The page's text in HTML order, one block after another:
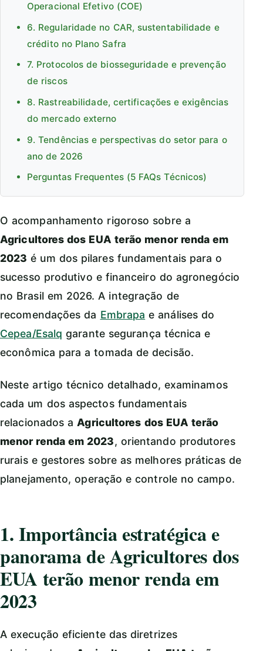
Operacional Efetivo (COE)
6. Regularidade no CAR, sustentabilidade e
crédito no Plano Safra
7. Protocolos de biosseguridade e prevenção
de riscos
8. Rastreabilidade, certificações e exigências
do mercado externo
9. Tendências e perspectivas do setor para o
ano de 2026
Perguntas Frequentes (5 FAQs Técnicos)
O acompanhamento rigoroso sobre a
Agricultores dos EUA terão menor renda em
2023 é um dos pilares fundamentais para o
sucesso produtivo e financeiro do agronegócio
no Brasil em 2026. A integração de
recomendações da Embrapa e análises do
Cepea/Esalq garante segurança técnica e
econômica para a tomada de decisão.
Neste artigo técnico detalhado, examinamos
cada um dos aspectos fundamentais
relacionados a Agricultores dos EUA terão
menor renda em 2023, orientando produtores
rurais e gestores sobre as melhores práticas de
planejamento, operação e controle no campo.
1. Importância estratégica e
panorama de Agricultores dos
EUA terão menor renda em
2023
A execução eficiente das diretrizes